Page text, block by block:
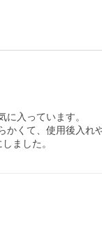
入っています。
くて、使用後入れ
ました。